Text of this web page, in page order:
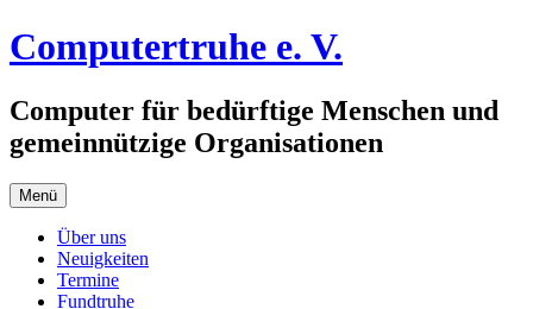
Zum
Inhalt
Computertruhe e. V.
Computer für bedürftige Menschen und
gemeinnützige Organisationen
Menü
Über uns
Neuigkeiten
Termine
Fundtruhe